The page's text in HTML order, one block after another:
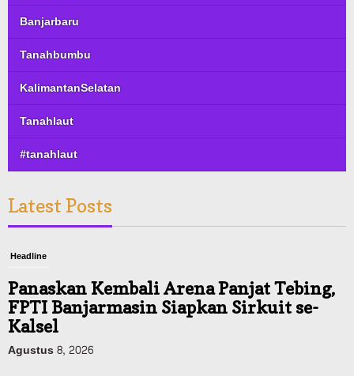
Banjarbaru
Tanahbumbu
KalimantanSelatan
Tanahlaut
#tanahlaut
Latest Posts
Headline
Panaskan Kembali Arena Panjat Tebing,
FPTI Banjarmasin Siapkan Sirkuit se-
Kalsel
Agustus 8, 2026